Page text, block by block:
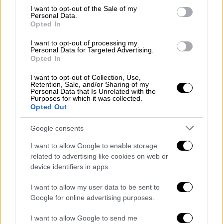
consent section.
I want to opt-out of the Sale of my
Personal Data.
Opted In
I want to opt-out of processing my
Personal Data for Targeted Advertising.
Opted In
I want to opt-out of Collection, Use,
Retention, Sale, and/or Sharing of my
Personal Data that Is Unrelated with the
Purposes for which it was collected.
Opted Out
Google consents
I want to allow Google to enable storage
related to advertising like cookies on web or
device identifiers in apps.
I want to allow my user data to be sent to
Google for online advertising purposes.
I want to allow Google to send me
20.10.2020 16:22
Jeff Bridges: «Έχω λέμφωμα»
ανακοίνωσε ο γνωστός ηθοποιός του
Χόλιγουντ